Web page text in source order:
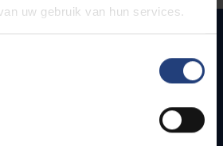
uw gebruik van hun services.